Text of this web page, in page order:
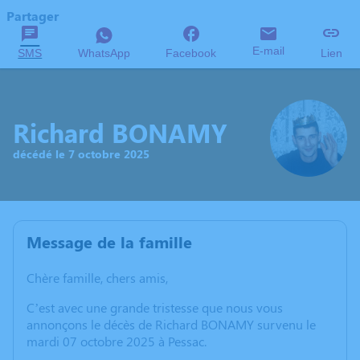
Partager
SMS WhatsApp Facebook E-mail Lien
Richard BONAMY
décédé le 7 octobre 2025
Message de la famille
Chère famille, chers amis,
C’est avec une grande tristesse que nous vous
annonçons le décès de Richard BONAMY survenu le
mardi 07 octobre 2025 à Pessac.